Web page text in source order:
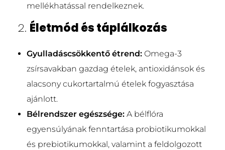
mellékhatással rendelkeznek.
2. Életmód és táplálkozás
Gyulladáscsökkentő étrend:Omega-3
zsírsavakban gazdag ételek, antioxidánsok és
alacsony cukortartalmú ételek fogyasztása
ajánlott.
Bélrendszer egészsége:A bélflóra
egyensúlyának fenntartása probiotikumokkal
és prebiotikumokkal, valamint a feldolgozott